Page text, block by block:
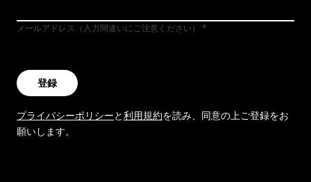
メールアドレス（入力間違いにご注意ください）
登録
プライバシーポリシーと利用規約を読み、同意の上ご登録をお
願いします。